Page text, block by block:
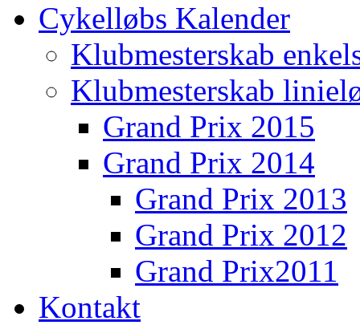
Cykelløbs Kalender
Klubmesterskab
Klubmesterskab
Grand Prix 2015
Grand Prix 2014
Grand Prix 2013
Grand Prix 2012
Grand Prix2011
Kontakt